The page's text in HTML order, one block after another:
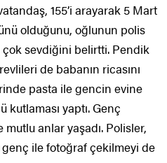
155’i arayarak 5 Mart
olduğunu, oğlunun polis
sevdiğini belirtti. Pendik
de babanın ricasını
pasta ile gencin evine
yaptı. Genç
anlar yaşadı. Polisler,
ile fotoğraf çekilmeyi de